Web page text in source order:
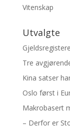
Vitenskap
Utvalgte
Tre
Kina satser
Oslo først i
Makrobasert
– Derfor er